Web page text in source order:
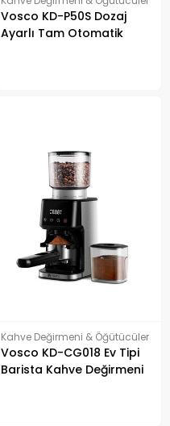
Vosco KD-P50S Dozaj
Ayarlı Tam Otomatik
Kahve Değirmeni & Öğütücüler
Vosco KD-CG018 Ev Tipi
Barista Kahve Değirmeni